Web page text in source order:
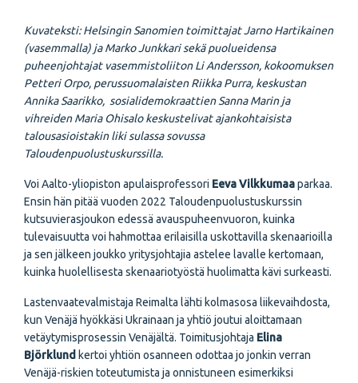
Kuvateksti: Helsingin Sanomien toimittajat Jarno Hartikainen
(vasemmalla) ja Marko Junkkari sekä puolueidensa
puheenjohtajat vasemmistoliiton Li Andersson, kokoomuksen
Petteri Orpo, perussuomalaisten Riikka Purra, keskustan
Annika Saarikko, sosialidemokraattien Sanna Marin ja
vihreiden Maria Ohisalo keskustelivat ajankohtaisista
talousasioistakin liki sulassa sovussa
Taloudenpuolustuskurssilla.
Voi Aalto-yliopiston apulaisprofessori Eeva Vilkkumaaparkaa.
Ensin hän pitää vuoden 2022 Taloudenpuolustuskurssin
kutsuvierasjoukon edessä avauspuheenvuoron, kuinka
tulevaisuutta voi hahmottaa erilaisilla uskottavilla skenaarioilla
ja sen jälkeen joukko yritysjohtajia astelee lavalle kertomaan,
kuinka huolellisesta skenaariotyöstä huolimatta kävi surkeasti.
Lastenvaatevalmistaja Reimalta lähti kolmasosa liikevaihdosta,
kun Venäjä hyökkäsi Ukrainaan ja yhtiö joutui aloittamaan
vetäytymisprosessin Venäjältä. Toimitusjohtaja Elina
Björklund kertoi yhtiön osanneen odottaa jo jonkin verran
Venäjä-riskien toteutumista ja onnistuneen esimerkiksi